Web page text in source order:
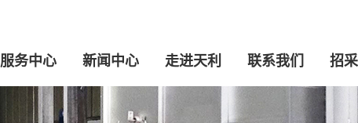
服务中心 新闻中心 走进天利 联系我们 招